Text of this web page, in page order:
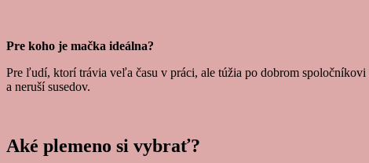
Pre koho je mačka ideálna?
Pre ľudí, ktorí trávia veľa času v práci, ale túžia po dobrom
a neruší susedov.
Aké plemeno si vybrať?